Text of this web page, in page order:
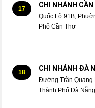
17 CHI NHÁNH
Quốc Lộ 91B,
Phố Cần Thơ
18 CHI NHÁNH ĐÀ
Đường Trần Quang
Thành Phố Đà Nẵng